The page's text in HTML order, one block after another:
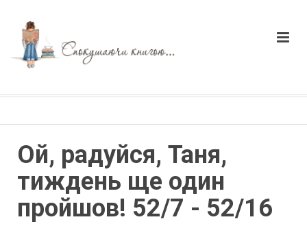
Ой, радуйся, Таня,
тиждень ще один
пройшов! 52/7 - 52/16